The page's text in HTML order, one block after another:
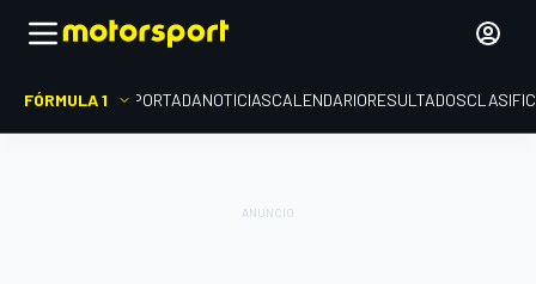
FÓRMULA 1 PORTADANOTICIASCALENDARIORESULTADOS